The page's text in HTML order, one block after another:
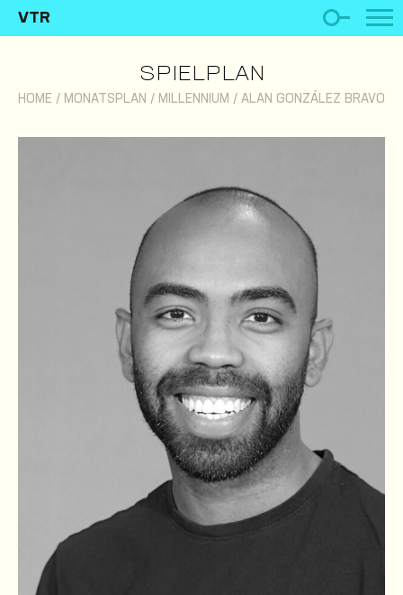
VTR
SPIELPLAN
HOME / MONATSPLAN / MILLENNIUM / ALAN GONZÁLEZ BRAVO